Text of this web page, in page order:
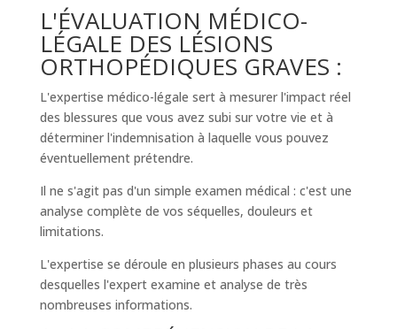
L'ÉVALUATION MÉDICO-
LÉGALE DES LÉSIONS
ORTHOPÉDIQUES GRAVES :
L'expertise médico-légale sert à mesurer l'impact réel
des blessures que vous avez subi sur votre vie et à
déterminer l'indemnisation à laquelle vous pouvez
éventuellement prétendre.
Il ne s'agit pas d'un simple examen médical : c'est une
analyse complète de vos séquelles, douleurs et
limitations.
L'expertise se déroule en plusieurs phases au cours
desquelles l'expert examine et analyse de très
nombreuses informations.